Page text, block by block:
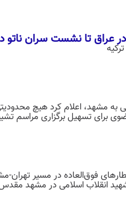
عراق تا نشست سران ناتو
مشهد، اعلام کرد هیچ
برای تسهیل برگزاری مراسم
فوق‌العاده در مسیر
شهید انقلاب اسلامی در مشهد